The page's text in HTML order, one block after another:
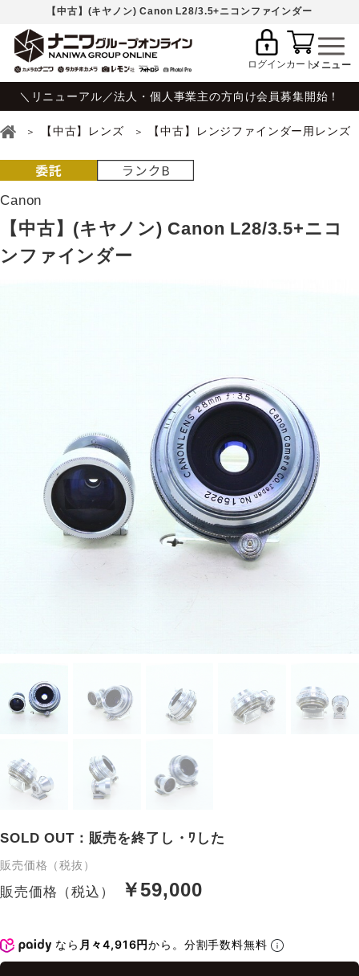
【中古】(キヤノン) Canon L28/3.5+ニコンファインダー
ログインカート
＼リニューアル／法人・個人事業主の方向け会員募集開始！
【中古】レンズ 【中古】レンジファインダー用レンズ
Canon
【中古】(キヤノン) Canon L28/3.5+ニコ
ンファインダー
SOLD OUT：販売を終了し・ﾜした
販売価格（税抜）
販売価格（税込） ￥59,000
なら 月々4,916円から。分割手数料無料